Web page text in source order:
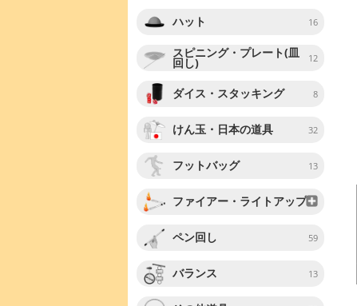
ハット 16
スピニング・プレート(皿
回し) 12
ダイス・スタッキング 8
けん玉・日本の道具 32
フットバッグ 13
ファイアー・ライトアップ
ペン回し 59
バランス 13